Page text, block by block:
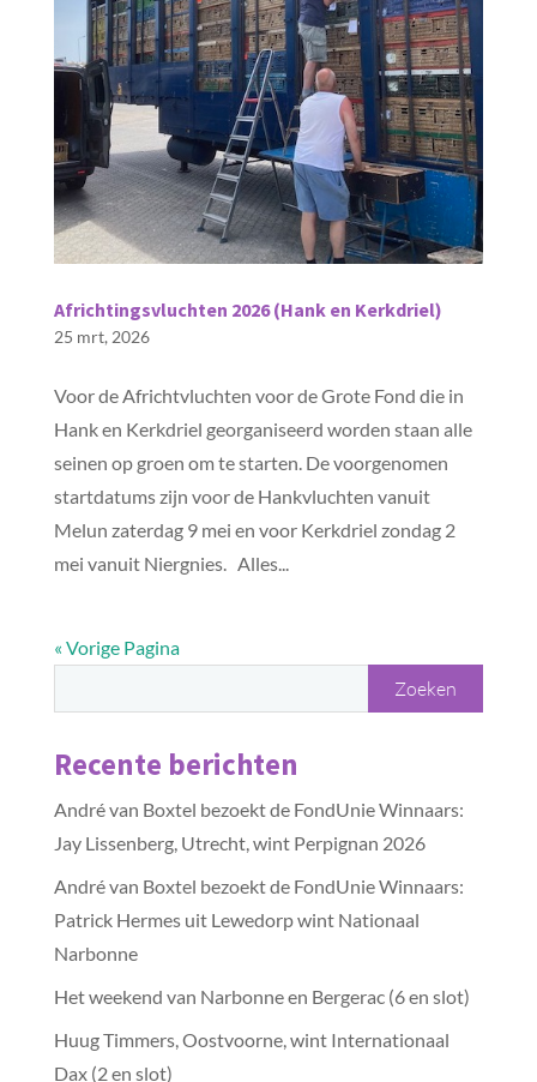
Africhtingsvluchten 2026 (Hank en Kerkdriel)
25 mrt, 2026
Voor de Africhtvluchten voor de Grote Fond die in
Hank en Kerkdriel georganiseerd worden staan alle
seinen op groen om te starten. De voorgenomen
startdatums zijn voor de Hankvluchten vanuit
Melun zaterdag 9 mei en voor Kerkdriel zondag 2
mei vanuit Niergnies. Alles...
« Vorige Pagina
Recente berichten
André van Boxtel bezoekt de FondUnie Winnaars:
Jay Lissenberg, Utrecht, wint Perpignan 2026
André van Boxtel bezoekt de FondUnie Winnaars:
Patrick Hermes uit Lewedorp wint Nationaal
Narbonne
Het weekend van Narbonne en Bergerac (6 en slot)
Huug Timmers, Oostvoorne, wint Internationaal
Dax (2 en slot)